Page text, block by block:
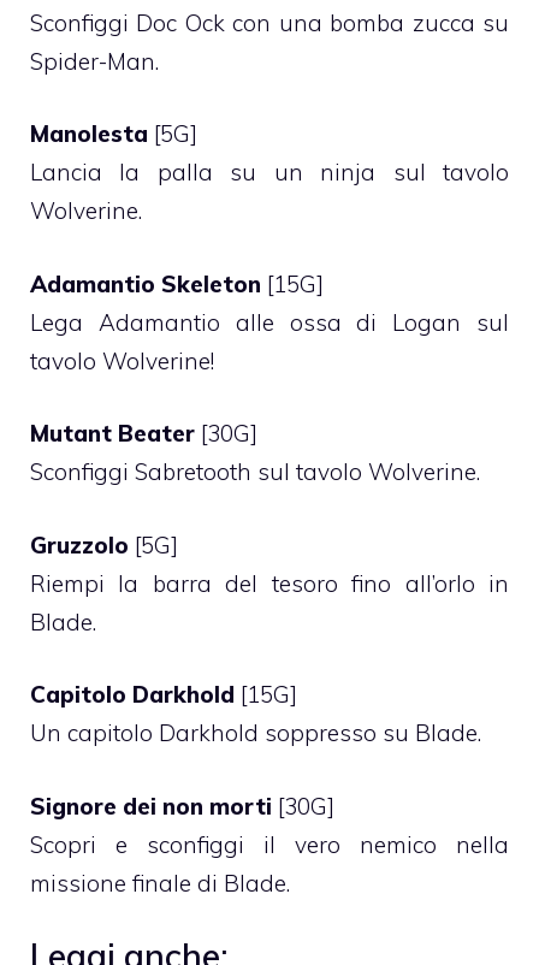
Sconfiggi Doc Ock con una bomba zucca su
Spider-Man.
Manolesta [5G]
Lancia la palla su un ninja sul tavolo
Wolverine.
Adamantio Skeleton [15G]
Lega Adamantio alle ossa di Logan sul
tavolo Wolverine!
Mutant Beater [30G]
Sconfiggi Sabretooth sul tavolo Wolverine.
Gruzzolo [5G]
Riempi la barra del tesoro fino all’orlo in
Blade.
Capitolo Darkhold [15G]
Un capitolo Darkhold soppresso su Blade.
Signore dei non morti [30G]
Scopri e sconfiggi il vero nemico nella
missione finale di Blade.
Leggi anche: